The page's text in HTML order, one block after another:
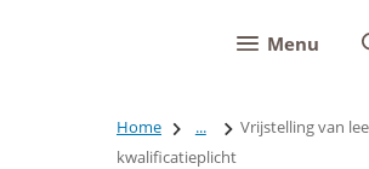
Menu
Home ...
Vrijstelling van
kwalificatieplicht